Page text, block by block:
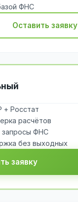
ФНС
Оставить заявку
Росстат
расчётов
запросы ФНС
без выходных
заявку